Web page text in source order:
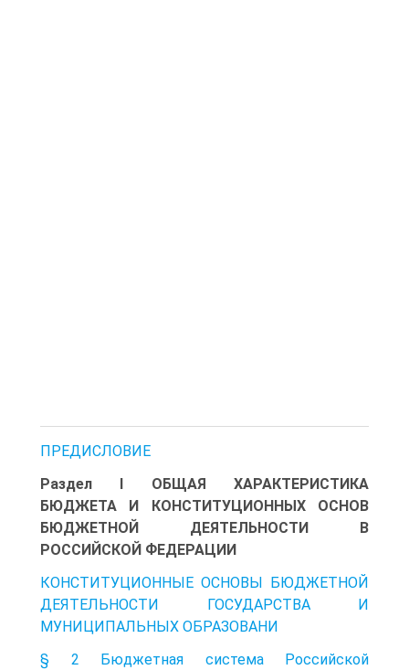
ПРЕДИСЛОВИЕ
Раздел I ОБЩАЯ ХАРАКТЕРИСТИКА
БЮДЖЕТА И КОНСТИТУЦИОННЫХ ОСНОВ
БЮДЖЕТНОЙ ДЕЯТЕЛЬНОСТИ В
РОССИЙСКОЙ ФЕДЕРАЦИИ
КОНСТИТУЦИОННЫЕ ОСНОВЫ БЮДЖЕТНОЙ
ДЕЯТЕЛЬНОСТИ ГОСУДАРСТВА И
МУНИЦИПАЛЬНЫХ ОБРАЗОВАНИ
§ 2 Бюджетная система Российской